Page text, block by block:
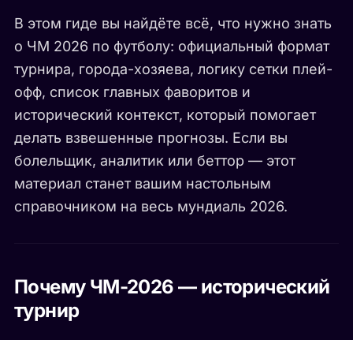
В этом гиде вы найдёте всё, что нужно знать
о ЧМ 2026 по футболу: официальный формат
турнира, города-хозяева, логику сетки плей-
офф, список главных фаворитов и
исторический контекст, который помогает
делать взвешенные прогнозы. Если вы
болельщик, аналитик или беттор — этот
материал станет вашим настольным
справочником на весь мундиаль 2026.
Почему ЧМ-2026 — исторический
турнир